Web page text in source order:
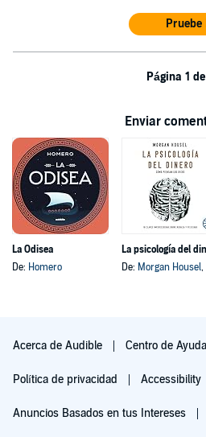
Página 1 de
Enviar
La Odisea
De: Homero
De: Morgan Housel, y otros
Acerca de Audible Centro de Ayuda
Política de privacidad Accessibility
Anuncios Basados en tus Intereses